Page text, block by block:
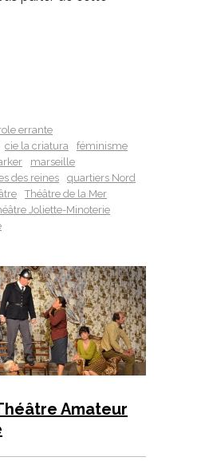
errante
cie la criatura
féminisme
marseille
des reines
quartiers Nord
Théâtre de la Mer
Joliette-Minoterie
Amateur